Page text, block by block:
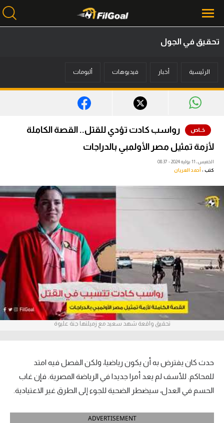
أخبار
ميركاتو
فانتازي في الجول
فيديوهات
ركن الألعاب
بطولات
أمريكا 2026
الدوري المصري
الدوري الإسباني
الدوري الإيطالي
تحقيق في الجول
الرئيسية أخبار فيديوهات ألبومات
رواسب كادت تؤدي للقتل.. القصة الكاملة
لأزمة تمثيل مصر الأولمبي بالدراجات
الخميس، 11 يوليه 2024 - 08:37
كتب : أحمد العريان
تحقيق واقعة شهد سعيد مع زميلتها جنة عليوة
حدث كان يفترض به أن يكون رياضيا، ولكن الفصل فيه امتد
للمحاكم. للأسف لم يعد أمرا جديدا في الرياضة المصرية. فإن غاب
الحسم في العدل، سيضطر الضحية للجوء إلى الطرق غير الاعتيادية.
ADVERTISEMENT